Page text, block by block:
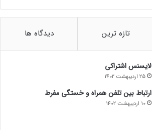
تازه ترین دیدگاه ها
لایسنس اشتراکی
25 اردیبهشت 1402
ارتباط بین تلفن همراه و خستگی مفرط
10 اردیبهشت 1402